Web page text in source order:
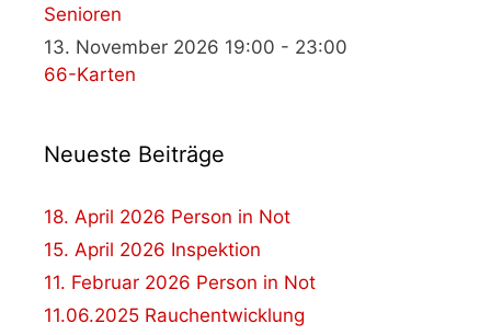
Senioren
13. November 2026 19:00 - 23:00
66-Karten
Neueste Beiträge
18. April 2026 Person in Not
15. April 2026 Inspektion
11. Februar 2026 Person in Not
11.06.2025 Rauchentwicklung